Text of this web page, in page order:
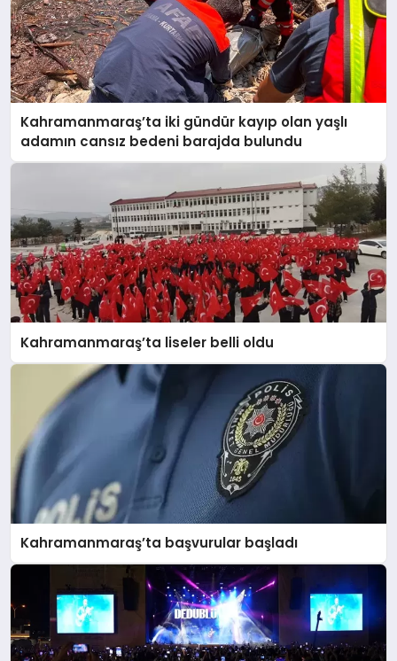
Kahramanmaraş’ta iki gündür kayıp olan yaşlı
adamın cansız bedeni barajda bulundu
Kahramanmaraş’ta liseler belli oldu
Kahramanmaraş’ta başvurular başladı